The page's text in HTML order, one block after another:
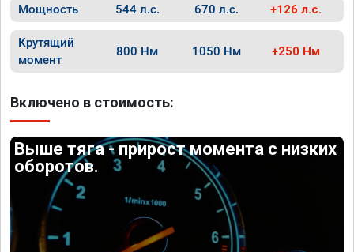
Мощность 544 л.с. 670 л.с. +126 л.с.
Крутящий
момент
800 Нм 1050 Нм +250 Нм
Включено в стоимость:
Выше тяга - прирост момента с низких
оборотов.